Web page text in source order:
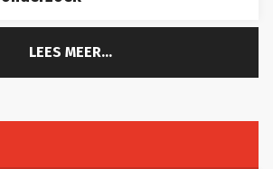
LEES MEER...